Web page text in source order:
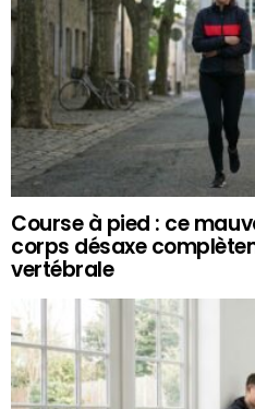
Course à pied : ce
corps désaxe
vertébrale